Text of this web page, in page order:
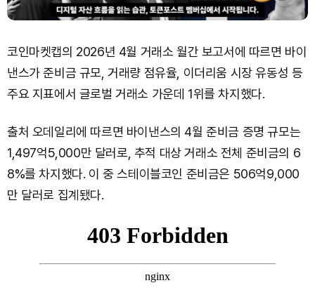
코인마켓캡의 2026년 4월 거래소 월간 보고서에 따르면 바이
낸스가 준비금 규모, 거래량 점유율, 이더리움 시장 유동성 등
주요 지표에서 글로벌 거래소 가운데 1위를 차지했다.
출처 오데일리에 따르면 바이낸스의 4월 준비금 증명 규모는
1,497억5,000만 달러로, 추적 대상 거래소 전체 준비금의 6
8%를 차지했다. 이 중 스테이블코인 준비금은 506억9,000
만 달러로 집계됐다.